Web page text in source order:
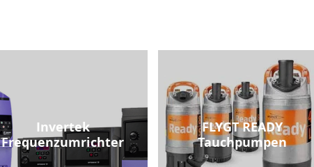
Invertek
Frequenzumrichter
FLYGT READY
Tauchpumpen